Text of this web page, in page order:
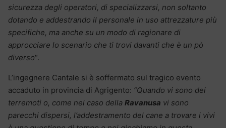
sicurezza degli operatori, di specializzarsi, non soltanto
dotando e addestrando il personale in uso attrezzature più
specifiche, ma anche su un modo di ragionare di
approcciare lo scenario che ti trovi davanti che è un pò
diverso“.
L’ingegnere Cantale si è soffermato sul tragico evento
accaduto in provincia di Agrigento: “Quando vi sono dei
terremoti o, come nel caso della Ravanusa vi sono
parecchi dispersi, l’addestramento del cane a trovare i vivi